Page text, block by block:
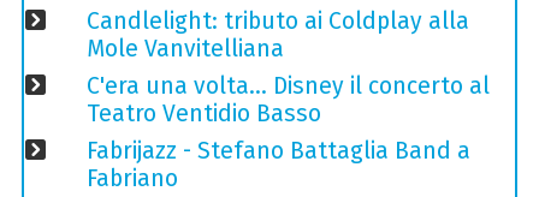
Candlelight: tributo ai Coldplay alla
Mole Vanvitelliana
C'era una volta… Disney il concerto al
Teatro Ventidio Basso
Fabrijazz - Stefano Battaglia Band a
Fabriano